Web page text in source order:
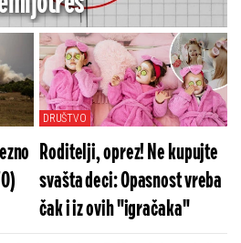
DRUŠTVO
Roditelji, oprez! Ne kupujte
svašta deci: Opasnost vreba
čak i iz ovih "igračaka"